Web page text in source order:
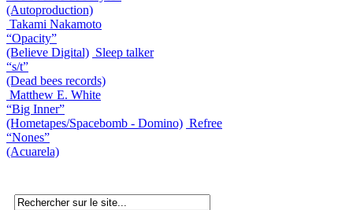
(Autoproduction)
Takami Nakamoto
“Opacity”
(Believe Digital) Sleep talker
“s/t”
(Dead bees records)
Matthew E. White
“Big Inner”
(Hometapes/Spacebomb - Domino) Refree
“Nones”
(Acuarela)